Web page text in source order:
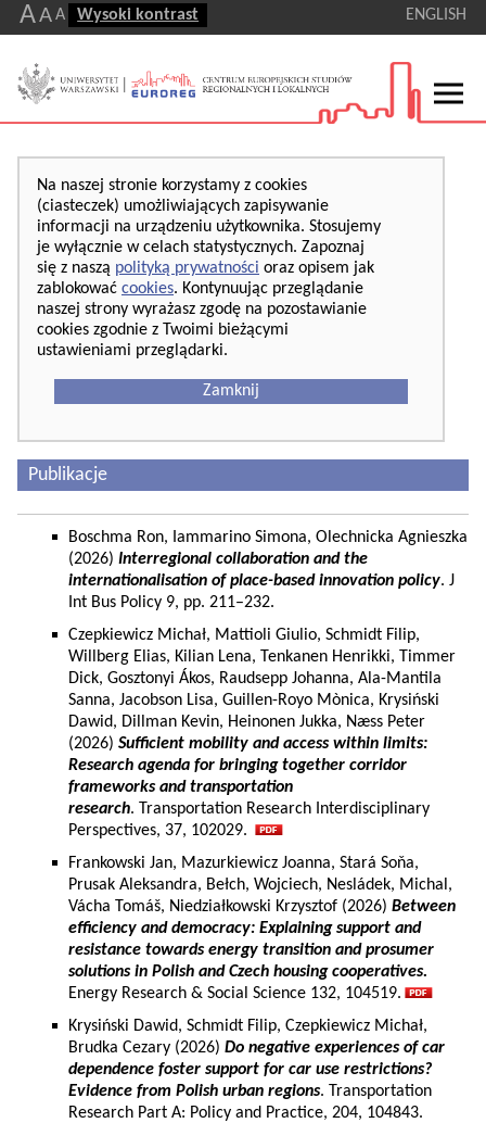
AA A Wysoki kontrast ENGLISH
Na naszej stronie korzystamy z cookies
(ciasteczek) umożliwiających zapisywanie
informacji na urządzeniu użytkownika. Stosujemy
je wyłącznie w celach statystycznych. Zapoznaj
się z naszą polityką prywatności oraz opisem jak
zablokować cookies. Kontynuując przeglądanie
naszej strony wyrażasz zgodę na pozostawianie
cookies zgodnie z Twoimi bieżącymi
ustawieniami przeglądarki.
Zamknij
Publikacje
Boschma Ron, Iammarino Simona, Olechnicka Agnieszka
(2026) Interregional collaboration and the
internationalisation of place-based innovation policy. J
Int Bus Policy 9, pp. 211–232.
Czepkiewicz Michał, Mattioli Giulio, Schmidt Filip,
Willberg Elias, Kilian Lena, Tenkanen Henrikki, Timmer
Dick, Gosztonyi Ákos, Raudsepp Johanna, Ala-Mantila
Sanna, Jacobson Lisa, Guillen-Royo Mònica, Krysiński
Dawid, Dillman Kevin, Heinonen Jukka, Næss Peter
(2026) Sufficient mobility and access within limits:
Research agenda for bringing together corridor
frameworks and transportation
research. Transportation Research Interdisciplinary
Perspectives, 37, 102029.
Frankowski Jan, Mazurkiewicz Joanna, Stará Soňa,
Prusak Aleksandra, Bełch, Wojciech, Nesládek, Michal,
Vácha Tomáš, Niedziałkowski Krzysztof (2026) Between
efficiency and democracy: Explaining support and
resistance towards energy transition and prosumer
solutions in Polish and Czech housing cooperatives.
Energy Research & Social Science 132, 104519.
Krysiński Dawid, Schmidt Filip, Czepkiewicz Michał,
Brudka Cezary (2026) Do negative experiences of car
dependence foster support for car use restrictions?
Evidence from Polish urban regions. Transportation
Research Part A: Policy and Practice, 204, 104843.